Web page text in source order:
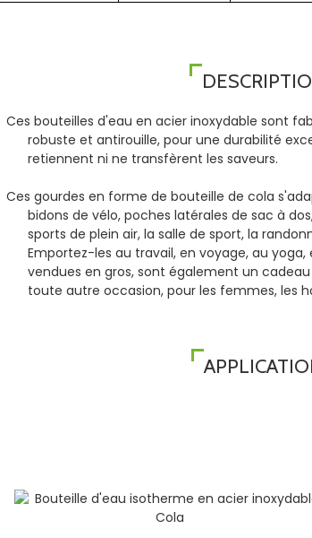
Ces bouteilles d'eau en acier inoxydable sont
robuste et antirouille, pour une durabilité
retiennent ni ne transfèrent les saveurs.
Ces gourdes en forme de bouteille de cola
bidons de vélo, poches latérales de sac à
sports de plein air, la salle de sport, la
Emportez-les au travail, en voyage, au
vendues en gros, sont également un
toute autre occasion, pour les femmes, les